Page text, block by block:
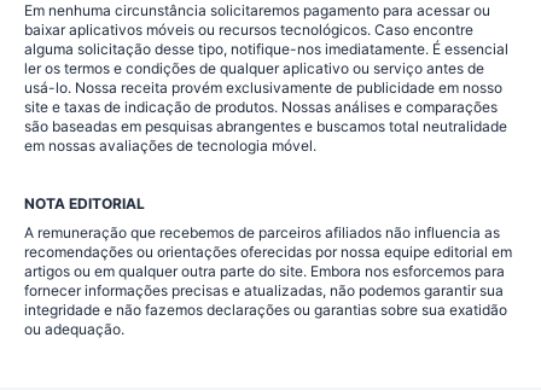
Em nenhuma circunstância solicitaremos pagamento para acessar ou
baixar aplicativos móveis ou recursos tecnológicos. Caso encontre
alguma solicitação desse tipo, notifique-nos imediatamente. É essencial
ler os termos e condições de qualquer aplicativo ou serviço antes de
usá-lo. Nossa receita provém exclusivamente de publicidade em nosso
site e taxas de indicação de produtos. Nossas análises e comparações
são baseadas em pesquisas abrangentes e buscamos total neutralidade
em nossas avaliações de tecnologia móvel.
NOTA EDITORIAL
A remuneração que recebemos de parceiros afiliados não influencia as
recomendações ou orientações oferecidas por nossa equipe editorial em
artigos ou em qualquer outra parte do site. Embora nos esforcemos para
fornecer informações precisas e atualizadas, não podemos garantir sua
integridade e não fazemos declarações ou garantias sobre sua exatidão
ou adequação.